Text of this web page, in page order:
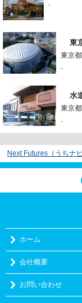
-
東
東京
-
水
東京
-
Next Futures（うちナビ
ホーム
会社概要
お問い合わせ